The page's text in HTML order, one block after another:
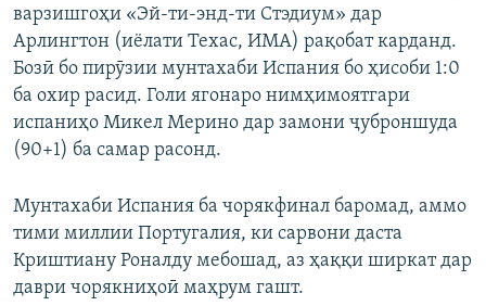
варзишгоҳи «Эй-ти-энд-ти Стэдиум» дар
Арлингтон (иёлати Техас, ИМА) рақобат карданд.
Бозӣ бо пирӯзии мунтахаби Испания бо ҳисоби 1:0
ба охир расид. Голи ягонаро нимҳимоятгари
испаниҳо Микел Мерино дар замони ҷуброншуда
(90+1) ба самар расонд.
Мунтахаби Испания ба чорякфинал баромад, аммо
тими миллии Португалия, ки сарвони даста
Криштиану Роналду мебошад, аз ҳаққи ширкат дар
даври чорякниҳоӣ маҳрум гашт.